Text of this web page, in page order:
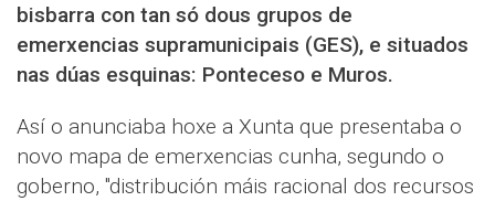
bisbarra con tan só dous grupos de
emerxencias supramunicipais (GES), e situados
nas dúas esquinas: Ponteceso e Muros.
Así o anunciaba hoxe a Xunta que presentaba o
novo mapa de emerxencias cunha, segundo o
goberno, "distribución máis racional dos recursos